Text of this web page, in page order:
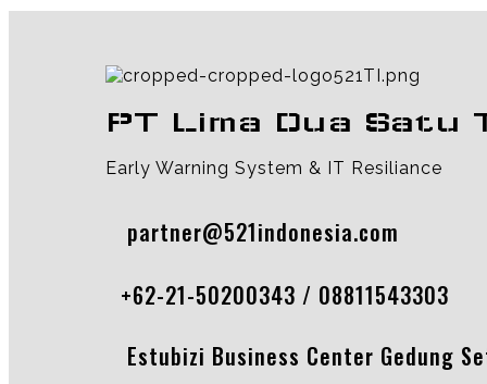
PT Lima Dua Satu
Early Warning System & IT Resiliance
partner@521indonesia.com
+62-21-50200343 / 08811543303
Estubizi Business Center Gedung